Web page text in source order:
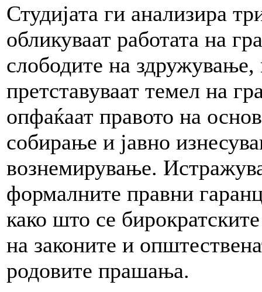
Студијата ги анализира
обликуваат работата на
слободите на
претставуваат темел на
опфаќаат правото на
собирање и јавно
вознемирување.
формалните правни
како што се
на законите и
родовите прашања.